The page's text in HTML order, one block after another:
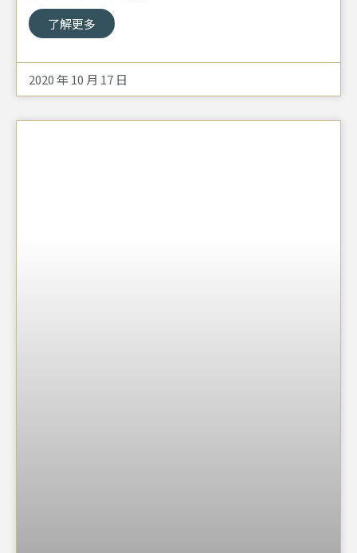
年來的情感與記憶，然而隨著社會變遷、眷村傾頹，警示
這段特殊歷史即將消逝，「家」的樣貌逐漸模糊難辨。
了解更多
2020 年 10 月 17 日